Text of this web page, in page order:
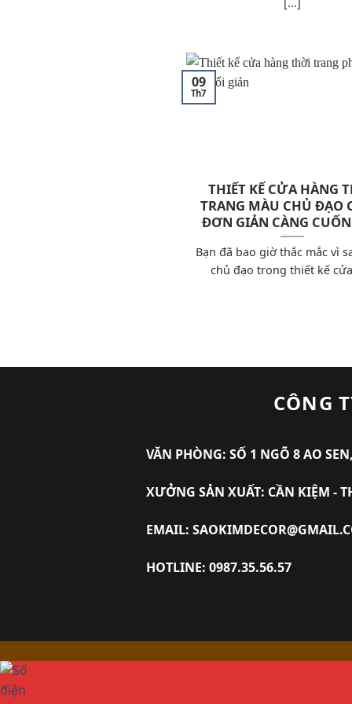
[...]
THIẾT KẾ CỬA HÀNG
TRANG MÀU CHỦ ĐẠO
ĐƠN GIẢN CÀNG
Bạn đã bao giờ thắc mắc vì
chủ đạo trong thiết kế
09
Th7
CÔNG
VĂN PHÒNG: SỐ 1 NGÕ 8 AO
XƯỞNG SẢN XUẤT: CẦN KIỆM -
EMAIL:
HOTLINE: 0987.35.56.57